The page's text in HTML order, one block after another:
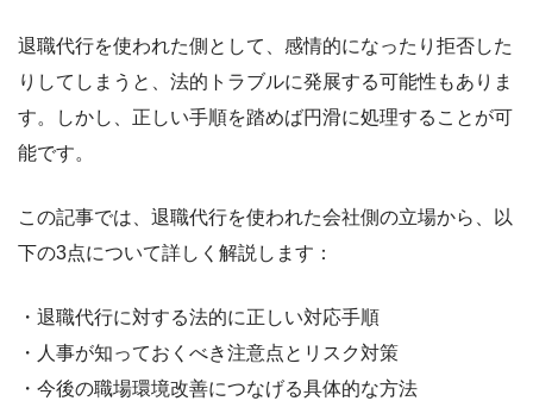
退職代行を使われた側として、感情的になったり拒否した
りしてしまうと、法的トラブルに発展する可能性もありま
す。しかし、正しい手順を踏めば円滑に処理することが可
能です。
この記事では、退職代行を使われた会社側の立場から、以
下の3点について詳しく解説します：
・退職代行に対する法的に正しい対応手順
・人事が知っておくべき注意点とリスク対策
・今後の職場環境改善につなげる具体的な方法